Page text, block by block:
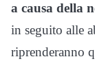
a causa della
in seguito alle
riprenderanno